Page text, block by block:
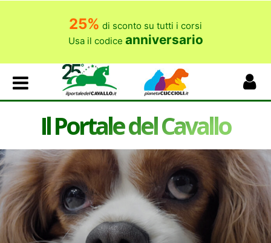
25% di sconto su tutti i corsi
Usa il codice anniversario
Il Portale del Cavallo